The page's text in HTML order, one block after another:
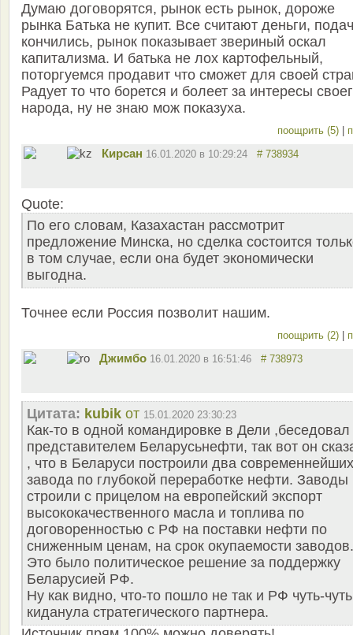
Думаю договорятся, рынок есть рынок, дороже
рынка Батька не купит. Все считают деньги,
кончились, рынок показывает звериный оскал
капитализма. И батька не лох картофельный,
поторгуемся продавит что сможет для своей
Радует то что борется и болеет за интересы
народа, ну не знаю мож показуха.
поощрить (5)
Кирсан 16.01.2020 в 10:29:24 # 738934
Quote:
По его словам, Казахастан рассмотрит
предложение Минска, но сделка состоится
в том случае, если она будет экономически
выгодна.
Точнее если Россия позволит нашим.
поощрить (2)
Джимбо 16.01.2020 в 16:51:46 # 738973
Цитата: kubik от 15.01.2020 23:30:23
Как-то в одной командировке в Дели ,беседовал
представителем Беларусьнефти, так вот он
, что в Беларуси построили два современнейших
завода по глубокой переработке нефти. Заводы
строили с прицелом на европейский экспорт
высококачественного масла и топлива по
договоренностью с РФ на поставки нефти по
сниженным ценам, на срок окупаемости заводов.
Это было политическое решение за поддержку
Беларусией РФ.
Ну как видно, что-то пошло не так и РФ чуть-чуть
киданула стратегического партнера.